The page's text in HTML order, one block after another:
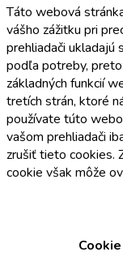
Táto webová
vášho zážitku pri
prehliadači ukladajú
podľa potreby,
základných funkcií
tretích strán, ktoré
používate túto
vašom prehliadači
zrušiť tieto cookies.
cookie však môže
Cookie